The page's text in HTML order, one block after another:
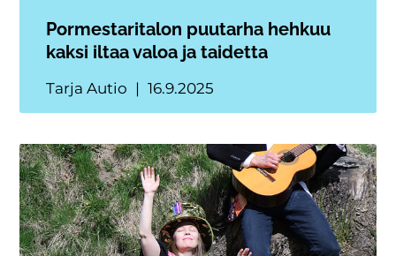
Pormestaritalon puutarha hehkuu
kaksi iltaa valoa ja taidetta
Tarja Autio 16.9.2025